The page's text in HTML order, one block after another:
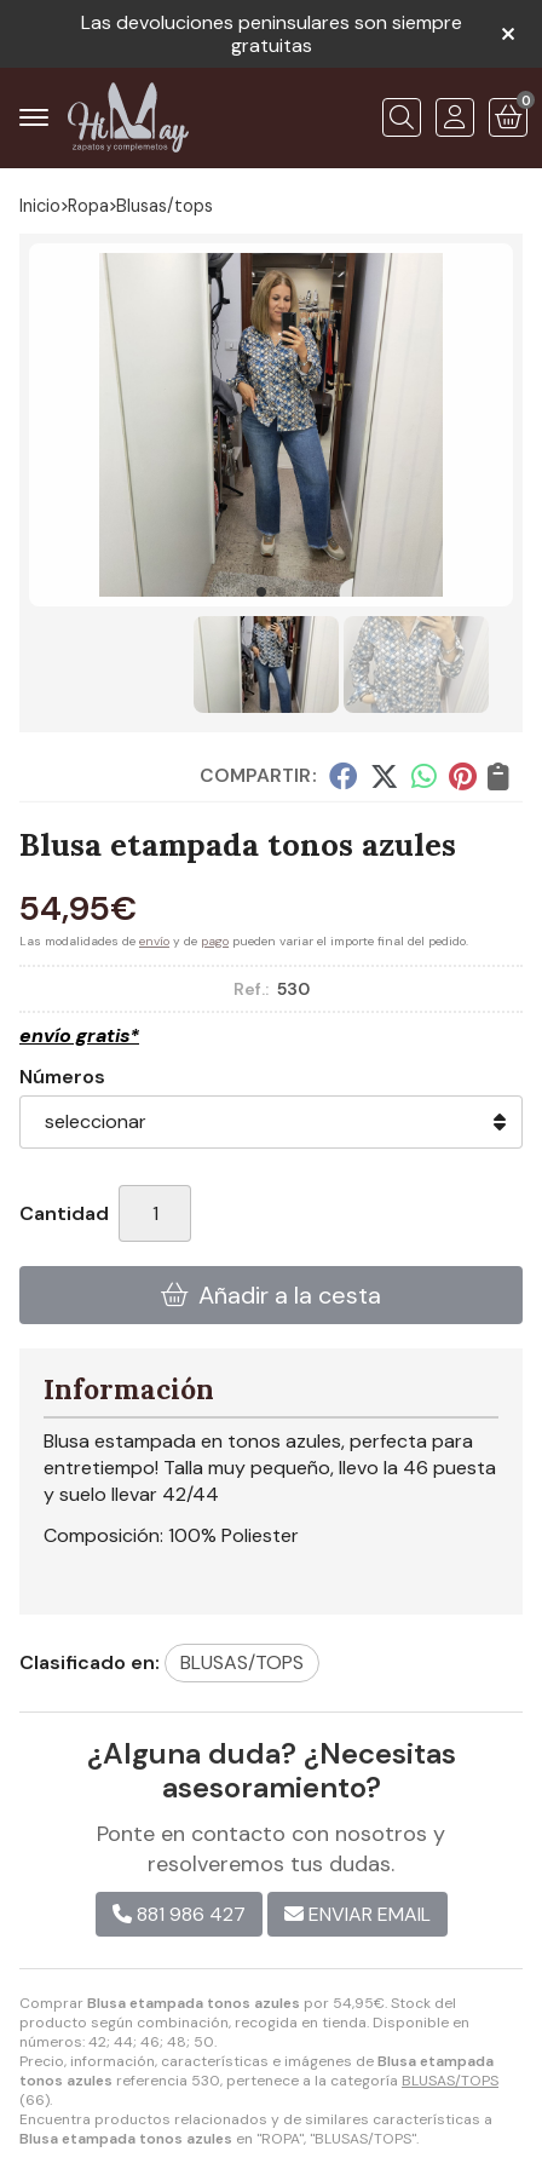
Las devoluciones peninsulares son siempre
gratuitas
Buscar
0
Inicio ropa blusas/tops
COMPARTIR:
Blusa etampada tonos azules
54,95€
Las modalidades de envío y de pago pueden variar el importe final del pedido.
Ref.: 530
envío gratis*
Números
Cantidad
Añadir a la cesta
ComprarBlusa etampada tonos azules por 54,95€. Stock del
producto según combinación, recogida en tienda. Disponible en
números: 42; 44; 46; 48; 50.
Precio, información, características e imágenes deBlusa etampada
tonos azules referencia 530, pertenece a la categoría BLUSAS/TOPS
(66).
Encuentra productos relacionados y de similares características a
Blusa etampada tonos azules en "ROPA", "BLUSAS/TOPS".
Información
Blusa estampada en tonos azules, perfecta para
entretiempo! Talla muy pequeño, llevo la 46 puesta
y suelo llevar 42/44
Composición: 100% Poliester
Clasificado en: BLUSAS/TOPS
¿Alguna duda? ¿Necesitas
asesoramiento?
Ponte en contacto con nosotros y
resolveremos tus dudas.
881 986 427 ENVIAR EMAIL